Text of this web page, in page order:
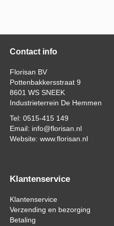
Contact info
Florisan BV
Pottenbakkersstraat 9
8601 WS SNEEK
Industrieterrein De Hemmen
Tel: 0515-415 149
Email: info@florisan.nl
Website: www.florisan.nl
Klantenservice
Klantenservice
Verzending en bezorging
Betaling